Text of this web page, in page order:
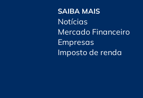
SAIBA MAIS
Notícias
Mercado Financeiro
Empresas
Imposto de renda